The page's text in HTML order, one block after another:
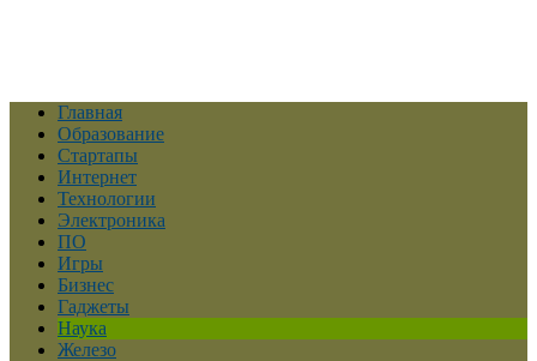
Главная
Образование
Стартапы
Интернет
Технологии
Электроника
ПО
Игры
Бизнес
Гаджеты
Наука
Железо